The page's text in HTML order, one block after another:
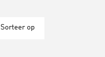
Sorteer op